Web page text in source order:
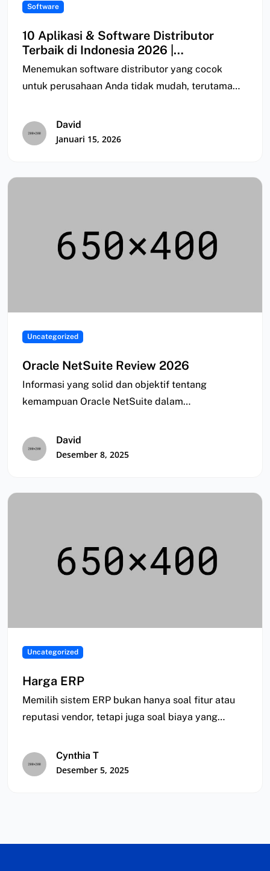
Software
10 Aplikasi & Software Distributor
Terbaik di Indonesia 2026 |
Perbandingan
Menemukan software distributor yang cocok
untuk perusahaan Anda tidak mudah, terutama
David
Januari 15, 2026
Uncategorized
Oracle NetSuite Review 2026
Informasi yang solid dan objektif tentang
kemampuan Oracle NetSuite dalam
David
Desember 8, 2025
Uncategorized
Harga ERP
Memilih sistem ERP bukan hanya soal fitur atau
reputasi vendor, tetapi juga soal biaya yang…
Cynthia T
Desember 5, 2025